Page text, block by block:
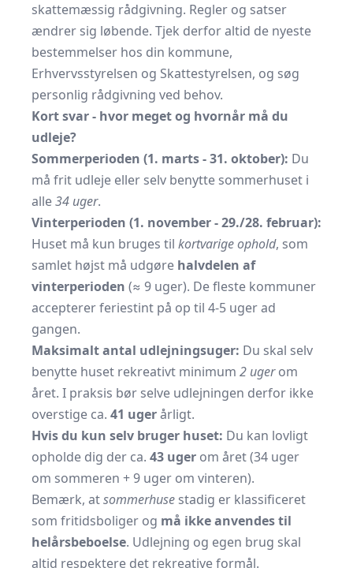
skattemæssig rådgivning. Regler og satser
ændrer sig løbende. Tjek derfor altid de nyeste
bestemmelser hos din kommune,
Erhvervsstyrelsen og Skattestyrelsen, og søg
personlig rådgivning ved behov.
Kort svar - hvor meget og hvornår må du
udleje?
Sommerperioden (1. marts - 31. oktober): Du
må frit udleje eller selv benytte sommerhuset i
alle34 uger.
Vinterperioden (1. november - 29./28. februar):
Huset må kun bruges til kortvarige ophold, som
samlet højst må udgøre halvdelen af
vinterperioden (≈ 9 uger). De fleste kommuner
accepterer feriestint på op til 4-5 uger ad
gangen.
Maksimalt antal udlejningsuger: Du skal selv
benytte huset rekreativt minimum 2 ugerom
året. I praksis bør selve udlejningen derfor ikke
overstige ca. 41 ugerårligt.
Hvis du kun selv bruger huset: Du kan lovligt
opholde dig der ca. 43 uger om året (34 uger
om sommeren + 9 uger om vinteren).
Bemærk, atsommerhuse stadig er klassificeret
som fritidsboliger og må ikke anvendes til
helårsbeboelse. Udlejning og egen brug skal
altid respektere det rekreative formål.